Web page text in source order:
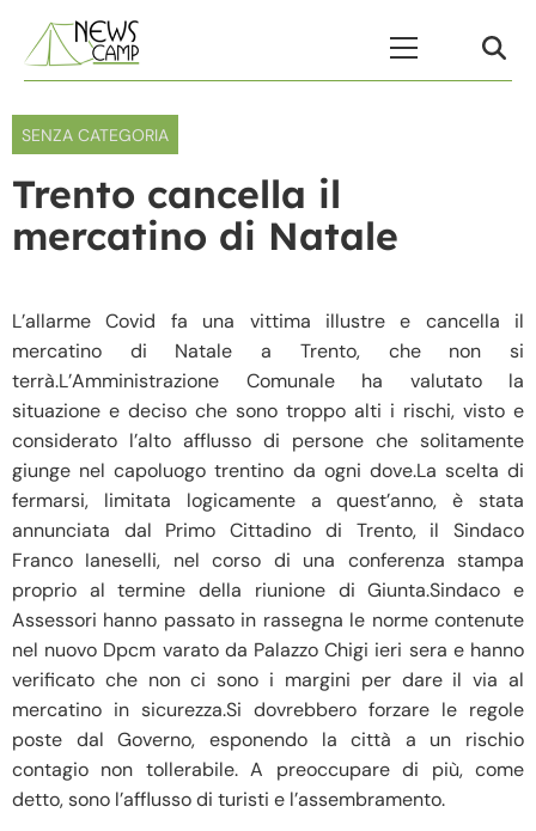
SENZA CATEGORIA
Trento cancella il
mercatino di Natale
L’allarme Covid fa una vittima illustre e cancella il
mercatino di Natale a Trento, che non si
terrà.L’Amministrazione Comunale ha valutato la
situazione e deciso che sono troppo alti i rischi, visto e
considerato l’alto afflusso di persone che solitamente
giunge nel capoluogo trentino da ogni dove.La scelta di
fermarsi, limitata logicamente a quest’anno, è stata
annunciata dal Primo Cittadino di Trento, il Sindaco
Franco Ianeselli, nel corso di una conferenza stampa
proprio al termine della riunione di Giunta.Sindaco e
Assessori hanno passato in rassegna le norme contenute
nel nuovo Dpcm varato da Palazzo Chigi ieri sera e hanno
verificato che non ci sono i margini per dare il via al
mercatino in sicurezza.Si dovrebbero forzare le regole
poste dal Governo, esponendo la città a un rischio
contagio non tollerabile. A preoccupare di più, come
detto, sono l’afflusso di turisti e l’assembramento.